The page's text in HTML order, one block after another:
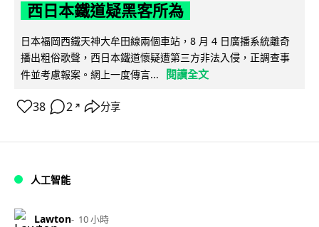
西日本鐵道疑黑客所為
日本福岡西鐵天神大牟田線兩個車站，8 月 4 日廣播系統離奇
播出粗俗歌聲，西日本鐵道懷疑遭第三方非法入侵，正調查事
件並考慮報案。網上一度傳言...
閱讀全文
38 2 ↗ 分享
人工智能
Lawton 10 小時